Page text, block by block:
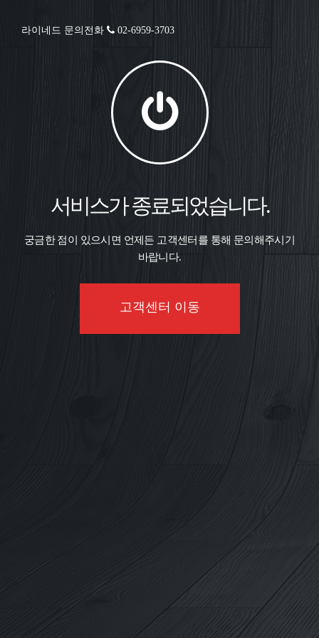
라이네드 문의전화 02-6959-3703
서비스가 종료되었습니다.
궁금한 점이 있으시면 언제든 고객센터를 통해 문의해주시기
바랍니다.
고객센터 이동